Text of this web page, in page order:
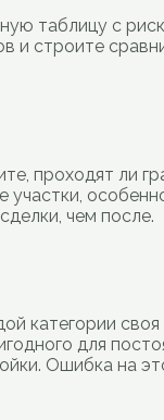
таблицу с
и строите
проходят ли
участки,
чем после.
категории своя
для
Ошибка на